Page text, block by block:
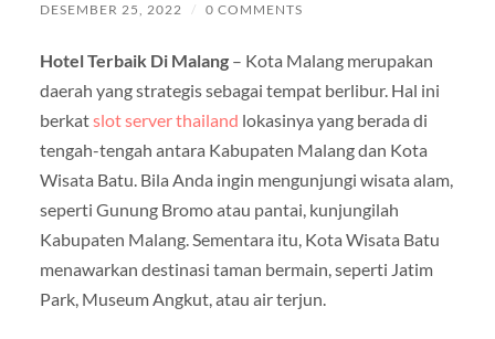
DESEMBER 25, 2022 / 0 COMMENTS
Hotel Terbaik Di Malang– Kota Malang merupakan
daerah yang strategis sebagai tempat berlibur. Hal ini
berkatslot server thailand lokasinya yang berada di
tengah-tengah antara Kabupaten Malang dan Kota
Wisata Batu. Bila Anda ingin mengunjungi wisata alam,
seperti Gunung Bromo atau pantai, kunjungilah
Kabupaten Malang. Sementara itu, Kota Wisata Batu
menawarkan destinasi taman bermain, seperti Jatim
Park, Museum Angkut, atau air terjun.